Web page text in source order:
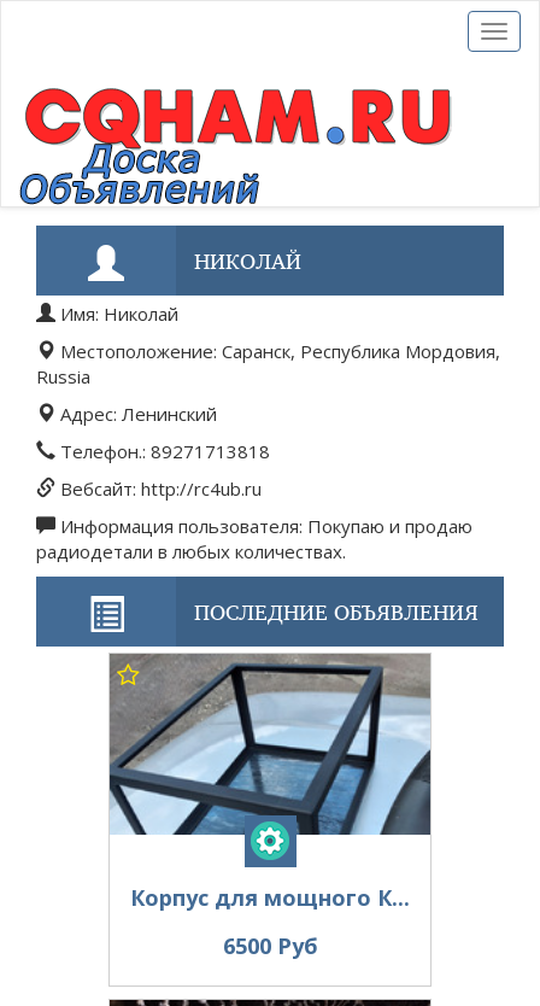
Toggle
НИКОЛАЙ
Имя: Николай
Местоположение: Саранск, Республика Мордовия,
Russia
Адрес: Ленинский
Телефон.: 89271713818
Вебсайт: http://rc4ub.ru
Информация пользователя: Покупаю и продаю
радиодетали в любых количествах.
ПОСЛЕДНИЕ ОБЪЯВЛЕНИЯ
Корпус для мощного К...
6500 Руб